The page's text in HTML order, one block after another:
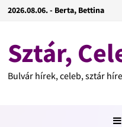
2026.08.06. - Berta, Bettina
Sztár,
Bulvár hírek, celeb, sztár